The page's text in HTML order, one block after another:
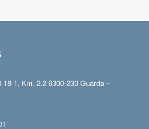
18-1, Km. 2.2 6300-230 Guarda –